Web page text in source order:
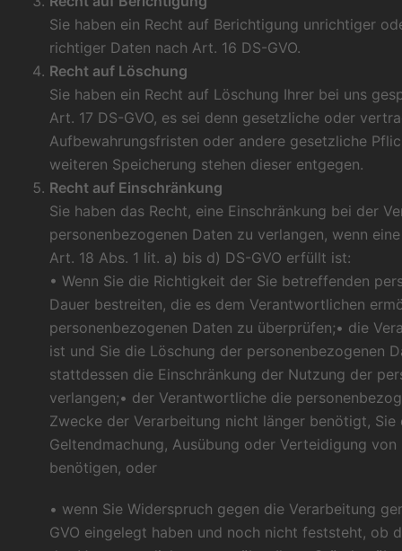
Sie haben ein Recht auf Berichtigung unrichtiger
richtiger Daten nach Art. 16 DS-GVO.
Recht auf Löschung
Sie haben ein Recht auf Löschung Ihrer bei uns
Art. 17 DS-GVO, es sei denn gesetzliche oder
Aufbewahrungsfristen oder andere gesetzliche
weiteren Speicherung stehen dieser entgegen.
Recht auf Einschränkung
Sie haben das Recht, eine Einschränkung bei der
personenbezogenen Daten zu verlangen, wenn
Art. 18 Abs. 1 lit. a) bis d) DS-GVO erfüllt ist:
• Wenn Sie die Richtigkeit der Sie betreffenden
Dauer bestreiten, die es dem Verantwortlichen
personenbezogenen Daten zu überprüfen;• die
ist und Sie die Löschung der personenbezogenen
stattdessen die Einschränkung der Nutzung der
verlangen;• der Verantwortliche die
Zwecke der Verarbeitung nicht länger benötigt, Sie
Geltendmachung, Ausübung oder Verteidigung von
benötigen, oder
• wenn Sie Widerspruch gegen die Verarbeitung
GVO eingelegt haben und noch nicht feststeht, ob